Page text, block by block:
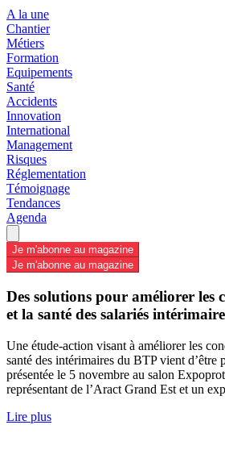
A la une
Chantier
Métiers
Formation
Equipements
Santé
Accidents
Innovation
International
Management
Risques
Réglementation
Témoignage
Tendances
Agenda
Je m'abonne au magazine
Je m'abonne au magazine
Des solutions pour améliorer les
et la santé des salariés
Une étude-action visant à améliorer les
santé des intérimaires du BTP vient d’être
présentée le 5 novembre au salon
représentant de l’Aract Grand Est et un
Lire plus